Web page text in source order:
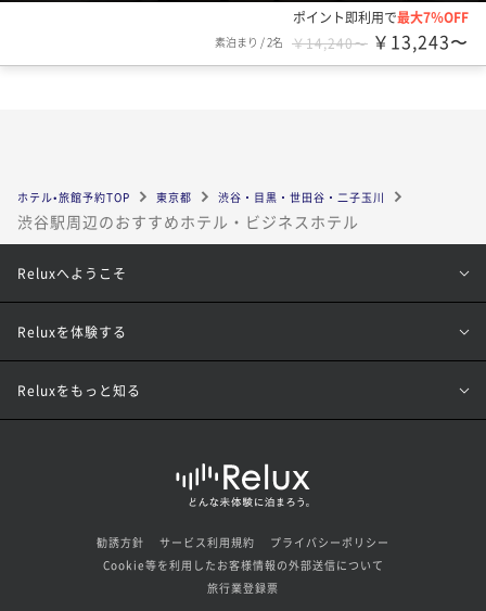
ポイント即利用で最大7％OFF
素泊まり /2名 ￥14,240〜 ￥13,243〜
ホテル•旅館予約TOP 東京都 渋谷・目黒・世田谷・二子玉川
渋谷駅周辺のおすすめホテル・ビジネスホテル
Reluxへようこそ
Reluxを体験する
Reluxをもっと知る
勧誘方針 サービス利用規約
プライバシーポリシー
Cookie等を利用したお客様情報の外部送信について
旅行業登録票